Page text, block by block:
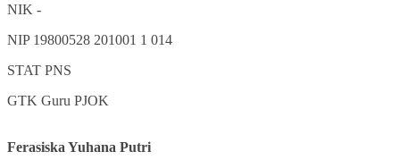
NIK -
NIP 19800528 201001 1 014
STAT PNS
GTK Guru PJOK
Ferasiska Yuhana Putri